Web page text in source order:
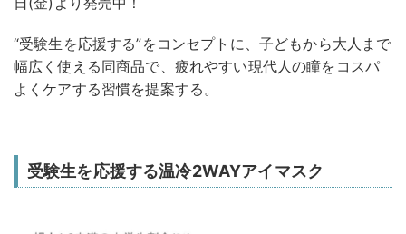
“受験生を応援する”をコンセプトに、子どもから大人まで
幅広く使える同商品で、疲れやすい現代人の瞳をコスパ
よくケアする習慣を提案する。
受験生を応援する温冷2WAYアイマスク